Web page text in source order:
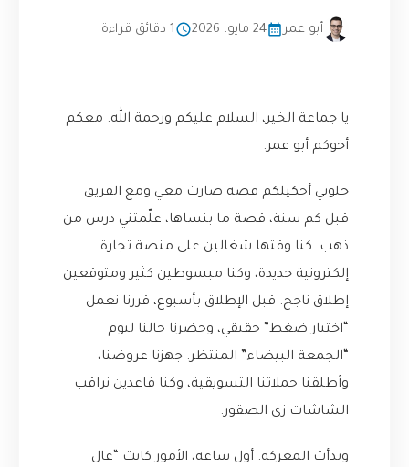
أبو عمر 24 مايو، 2026 1 دقائق قراءة
يا جماعة الخير، السلام عليكم ورحمة الله. معكم
أخوكم أبو عمر.
خلوني أحكيلكم قصة صارت معي ومع الفريق
قبل كم سنة، قصة ما بنساها، علّمتني درس من
ذهب. كنا وقتها شغالين على منصة تجارة
إلكترونية جديدة، وكنا مبسوطين كثير ومتوقعين
إطلاق ناجح. قبل الإطلاق بأسبوع، قررنا نعمل
“اختبار ضغط” حقيقي، وحضرنا حالنا ليوم
“الجمعة البيضاء” المنتظر. جهزنا عروضنا،
وأطلقنا حملاتنا التسويقية، وكنا قاعدين نراقب
الشاشات زي الصقور.
وبدأت المعركة. أول ساعة، الأمور كانت “عال